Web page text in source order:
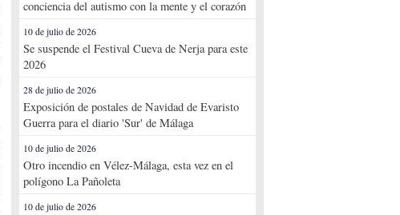
conciencia del autismo con la mente y el corazón
10 de julio de 2026
Se suspende el Festival Cueva de Nerja para este
2026
28 de julio de 2026
Exposición de postales de Navidad de Evaristo
Guerra para el diario 'Sur' de Málaga
10 de julio de 2026
Otro incendio en Vélez-Málaga, esta vez en el
polígono La Pañoleta
10 de julio de 2026